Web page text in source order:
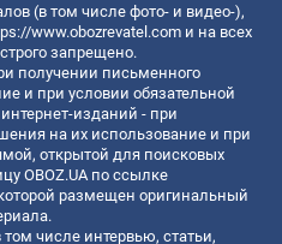
(в том числе фото- и видео-),
www.obozrevatel.com и на всех
запрещено.
получении письменного
и при условии обязательной
изданий - при
на их использование и при
открытой для поисковых
OBOZ.UA по ссылке
размещен оригинальный
числе интервью, статьи,